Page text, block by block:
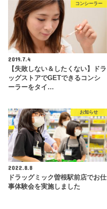
コンシーラー
2019.7.4
【失敗しない＆したくない】ドラ
ッグストアでGETできるコンシ
ーラーをタイ…
お知らせ
2022.8.8
ドラッグミック曽根駅前店でお仕
事体験会を実施しました